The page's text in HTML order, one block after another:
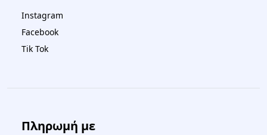
Instagram
Facebook
Tik Tok
Πληρωμή με